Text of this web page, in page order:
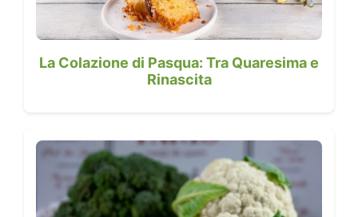
La Colazione di Pasqua: Tra Quaresima e
Rinascita